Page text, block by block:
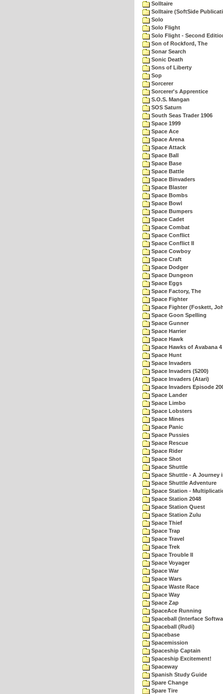
Solltaire
Solltaire (SoftSide
Solo
Solo Flight
Solo Flight - Second
Son of Rockford, The
Sonar Search
Sonic Death
Sons of Liberty
Sop
Sorcerer
Sorcerer's Apprentice
S.O.S. Mangan
SOS Saturn
South Seas Trader 1906
Space 1999
Space Ace
Space Arena
Space Attack
Space Ball
Space Base
Space Battle
Space Binvaders
Space Blaster
Space Bombs
Space Bowl
Space Bumpers
Space Cadet
Space Combat
Space Conflict
Space Conflict II
Space Cowboy
Space Craft
Space Dodger
Space Dungeon
Space Eggs
Space Factory, The
Space Fighter
Space Fighter (Foskett,
Space Goon Spelling
Space Gunner
Space Harrier
Space Hawk
Space Hawks of Avabana 4
Space Hunt
Space Invaders
Space Invaders (5200)
Space Invaders (Atari)
Space Invaders Episode
Space Lander
Space Limbo
Space Lobsters
Space Mines
Space Panic
Space Pussies
Space Rescue
Space Rider
Space Shot
Space Shuttle
Space Shuttle - A Journey
Space Shuttle Adventure
Space Station -
Space Station 2048
Space Station Quest
Space Station Zulu
Space Thief
Space Trap
Space Travel
Space Trek
Space Trouble II
Space Voyager
Space War
Space Wars
Space Waste Race
Space Way
Space Zap
SpaceAce Running
Spaceball (Interface
Spaceball (Rudi)
Spacebase
Spacemission
Spaceship Captain
Spaceship Excitement!
Spaceway
Spanish Study Guide
Spare Change
Spare Tire